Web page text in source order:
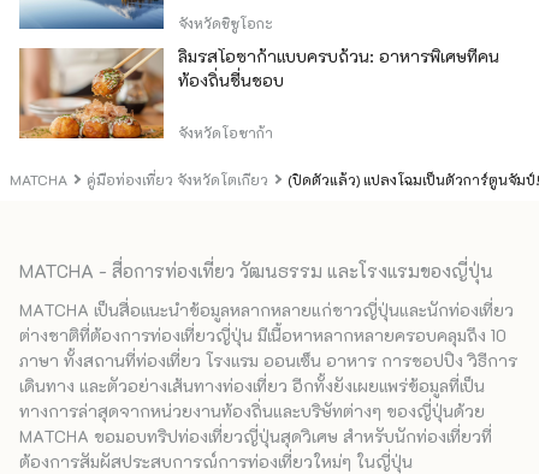
MATCHA คู่มือท่องเที่ยว จังหวัดโตเกียว (ปิดตัวแล้ว) แปลงโฉมเป็นตัวการ์ตูนจัม
จังหวัดชิซูโอกะ
ลิ้มรสโอซาก้าแบบครบถ้วน: อาหารพิเศษที่คน
ท้องถิ่นชื่นชอบ
จังหวัดโอซาก้า
MATCHA - สื่อการท่องเที่ยว วัฒนธรรม และโรงแรมของญี่ปุ่น
MATCHA เป็นสื่อแนะนำข้อมูลหลากหลายแก่ชาวญี่ปุ่นและนักท่องเที่ยว
ต่างชาติที่ต้องการท่องเที่ยวญี่ปุ่น มีเนื้อหาหลากหลายครอบคลุมถึง 10
ภาษา ทั้งสถานที่ท่องเที่ยว โรงแรม ออนเซ็น อาหาร การชอปปิง วิธีการ
เดินทาง และตัวอย่างเส้นทางท่องเที่ยว อีกทั้งยังเผยแพร่ข้อมูลที่เป็น
ทางการล่าสุดจากหน่วยงานท้องถิ่นและบริษัทต่างๆ ของญี่ปุ่นด้วย
MATCHA ขอมอบทริปท่องเที่ยวญี่ปุ่นสุดวิเศษ สำหรับนักท่องเที่ยวที่
ต้องการสัมผัสประสบการณ์การท่องเที่ยวใหม่ๆ ในญี่ปุ่น